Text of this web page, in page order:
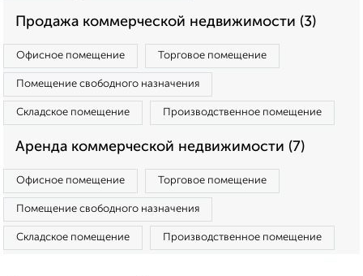
Продажа коммерческой недвижимости (3)
Офисное помещение Торговое помещение
Помещение свободного назначения
Складское помещение Производственное помещение
Аренда коммерческой недвижимости (7)
Офисное помещение Торговое помещение
Помещение свободного назначения
Складское помещение Производственное помещение